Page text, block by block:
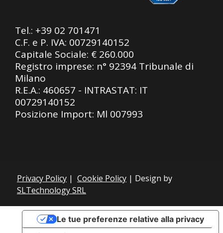
Tel.: +39 02 701471
C.F. e P. IVA: 00729140152
Capitale Sociale: € 260.000
Registro imprese: n° 92394 Tribunale di
Milano
R.E.A.: 460657 - INTRASTAT: IT
00729140152
Posizione Import: Ml 007993
Privacy Policy | Cookie Policy | Design by
SLTechnology SRL
Le tue preferenze relative alla privacy